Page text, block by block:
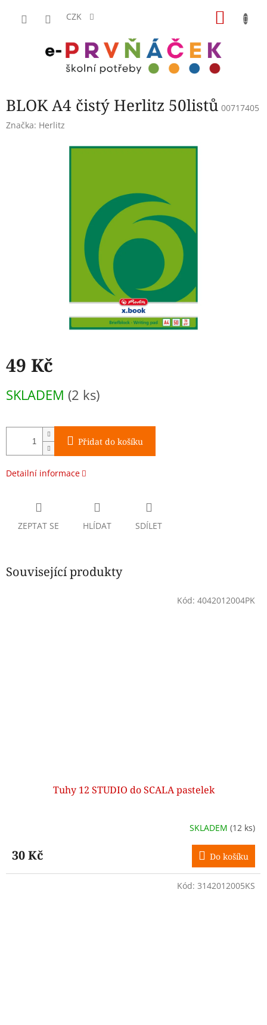
CZK
BLOK A4 čistý Herlitz 50listů 00717405
Značka: Herlitz
49 Kč
cena:
SKLADEM (2 ks)
Přidat do košíku
Detailní informace
ZEPTAT SE HLÍDAT SDÍLET
Související produkty
Tuhy 12 STUDIO do SCALA pastelek
SKLADEM (12 ks)
30 Kč Do košíku
Kód: 4042012004PK
Kód: 3142012005KS